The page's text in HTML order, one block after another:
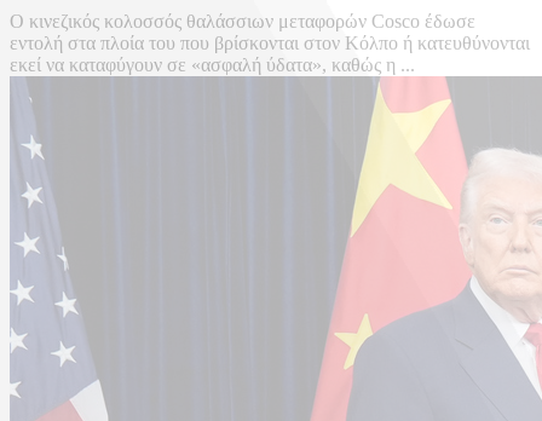
Ο κινεζικός κολοσσός θαλάσσιων μεταφορών Cosco έδωσε
εντολή στα πλοία του που βρίσκονται στον Κόλπο ή κατευθύνονται
εκεί να καταφύγουν σε «ασφαλή ύδατα», καθώς η ...